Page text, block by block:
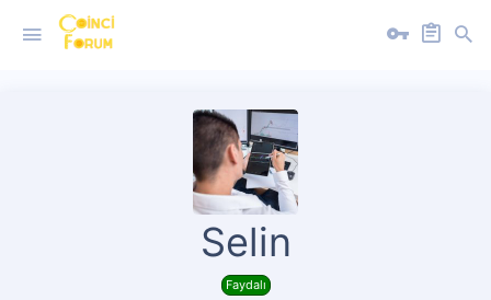
Selin
Faydalı